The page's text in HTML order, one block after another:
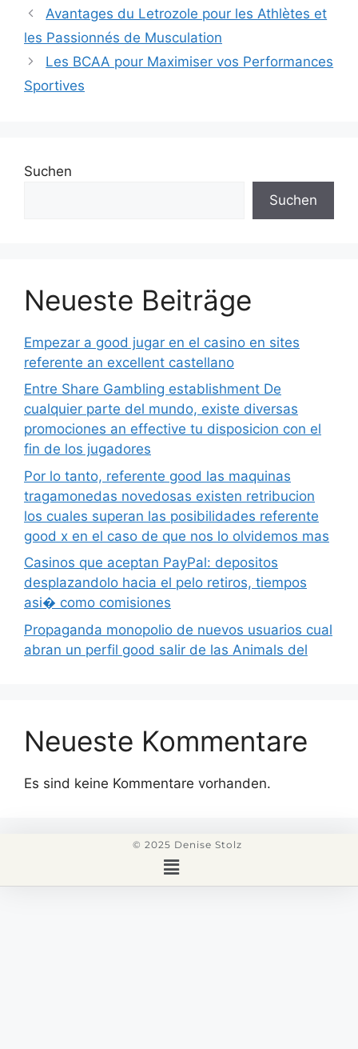
Avantages du Letrozole pour les Athlètes et
les Passionnés de Musculation
Les BCAA pour Maximiser vos Performances
Sportives
Suchen
Suchen
Neueste Beiträge
Empezar a good jugar en el casino en sites
referente an excellent castellano
Entre Share Gambling establishment De
cualquier parte del mundo, existe diversas
promociones an effective tu disposicion con el
fin de los jugadores
Por lo tanto, referente good las maquinas
tragamonedas novedosas existen retribucion
los cuales superan las posibilidades referente
good x en el caso de que nos lo olvidemos mas
Casinos que aceptan PayPal: depositos
desplazandolo hacia el pelo retiros, tiempos
asi� como comisiones
Propaganda monopolio de nuevos usuarios cual
abran un perfil good salir de las Animals del
Neueste Kommentare
Es sind keine Kommentare vorhanden.
© 2025 Denise Stolz